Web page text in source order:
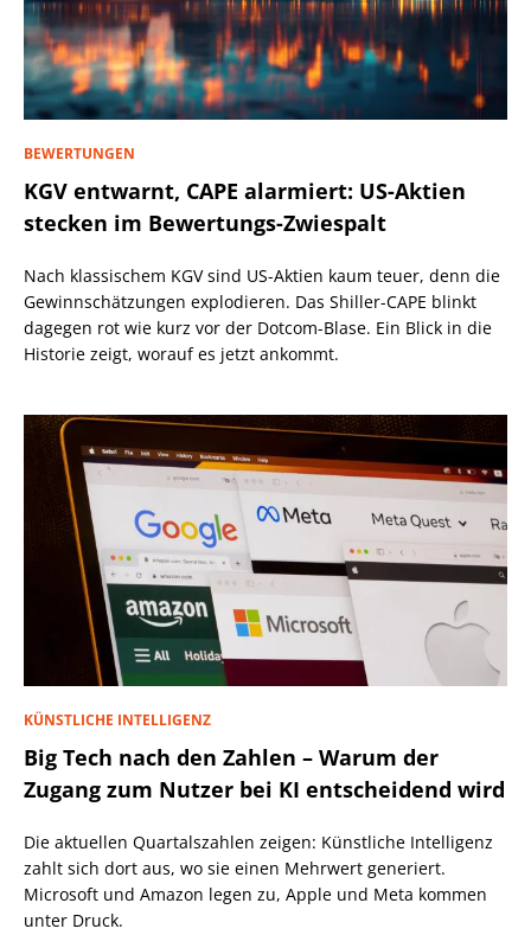
BEWERTUNGEN
KGV entwarnt, CAPE alarmiert: US-Aktien
stecken im Bewertungs-Zwiespalt
Nach klassischem KGV sind US-Aktien kaum teuer, denn die
Gewinnschätzungen explodieren. Das Shiller-CAPE blinkt
dagegen rot wie kurz vor der Dotcom-Blase. Ein Blick in die
Historie zeigt, worauf es jetzt ankommt.
KÜNSTLICHE INTELLIGENZ
Big Tech nach den Zahlen – Warum der
Zugang zum Nutzer bei KI entscheidend wird
Die aktuellen Quartalszahlen zeigen: Künstliche Intelligenz
zahlt sich dort aus, wo sie einen Mehrwert generiert.
Microsoft und Amazon legen zu, Apple und Meta kommen
unter Druck.